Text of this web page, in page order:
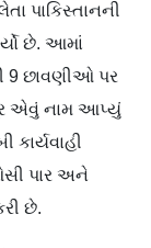
પાકિસ્તાનની
છે. આમાં
9 છાવણીઓ પર
એવું નામ આપ્યું
પાર અને
છે.